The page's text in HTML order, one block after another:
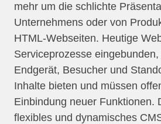
mehr um die schlichte
Unternehmens oder von
HTML-Webseiten. Heutige
Serviceprozesse
Endgerät, Besucher und
Inhalte bieten und müssen
Einbindung neuer Funktionen.
flexibles und dynamisches